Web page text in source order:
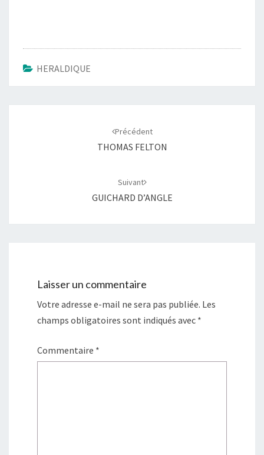
HERALDIQUE
Précédent
THOMAS FELTON
Suivant
GUICHARD D’ANGLE
Laisser un commentaire
Votre adresse e-mail ne sera pas publiée. Les
champs obligatoires sont indiqués avec *
Commentaire *